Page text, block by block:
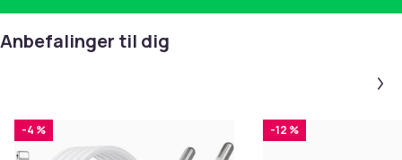
Anbefalinger til dig
-4 % -12 %